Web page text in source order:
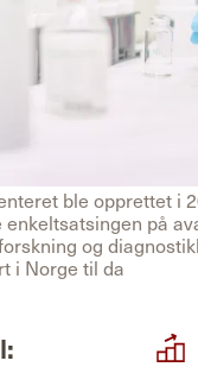
ble opprettet i
enkeltsatsingen på
og
i Norge til da